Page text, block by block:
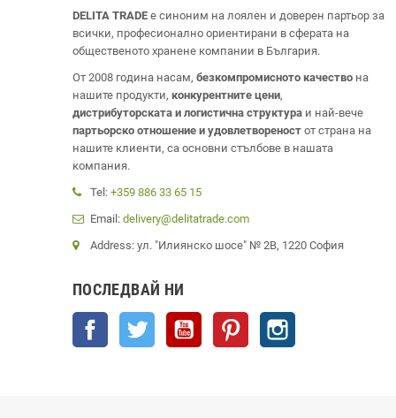
DELITA TRADE е синоним на лоялен и доверен партьор за
всички, професионално ориентирани в сферата на
общественото хранене компании в България.
От 2008 година насам, безкомпромисното качество на
нашите продукти, конкурентните цени,
дистрибуторската и логистична структура и най-вече
партьорско отношение и удовлетвореност от страна на
нашите клиенти, са основни стълбове в нашата
компания.
Tel: +359 886 33 65 15
Email: delivery@delitatrade.com
Address: ул. "Илиянско шосе" № 2В, 1220 София
ПОСЛЕДВАЙ НИ
Facebook Twitter YouTube Pinterest